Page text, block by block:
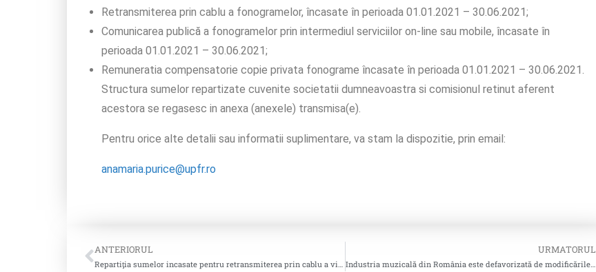
Retransmiterea prin cablu a fonogramelor, încasate în perioada 01.01.2021 – 30.06.2021;
Comunicarea publică a fonogramelor prin intermediul serviciilor on-line sau mobile, încasate în
perioada 01.01.2021 – 30.06.2021;
Remuneratia compensatorie copie privata fonograme încasate în perioada 01.01.2021 – 30.06.2021.
Structura sumelor repartizate cuvenite societatii dumneavoastra si comisionul retinut aferent
acestora se regasesc in anexa (anexele) transmisa(e).
Pentru orice alte detalii sau informatii suplimentare, va stam la dispozitie, prin email:
anamaria.purice@upfr.ro
ANTERIORUL
Repartiƫia sumelor incasate pentru retransmiterea prin cablu a videogramelor realizate în perioada 01.04.2021-30.06.2021 precum si repartitia
URMATORUL
Industria muzicală din România este defavorizată de modificările aduse Legii drepturilor de autor și conexe